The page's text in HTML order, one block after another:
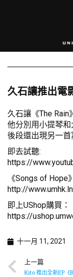
久石讓推出電
久石讓《The Rain
他分別用小提琴
後段還出現另一首
即去試聽:
https://
《Songs of Hope
http://
即上UShop購買：
https://
十一月 11, 2021
上一篇
Kito 推出全新EP《